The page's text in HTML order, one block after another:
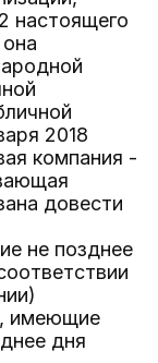
настоящего
2018
компания -
довести
не позднее
имеющие
дня